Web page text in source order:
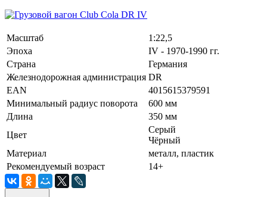
Масштаб
1:22,5
Эпоха
IV - 1970-1990 гг.
Страна
Германия
Железнодорожная администрация DR
EAN
4015615379591
Минимальный радиус поворота
600 мм
Длина
350 мм
Цвет
Серый
Чёрный
Материал
металл, пластик
Рекомендуемый возраст
14+